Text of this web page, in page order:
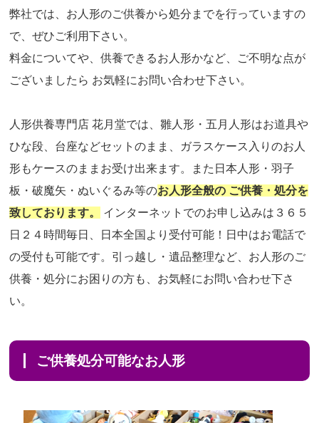
弊社では、お人形のご供養から処分までを行っていますの
で、ぜひご利用下さい。
料金についてや、供養できるお人形かなど、ご不明な点が
ございましたら お気軽にお問い合わせ下さい。
人形供養専門店 花月堂では、雛人形・五月人形はお道具や
ひな段、台座などセットのまま、ガラスケース入りのお人
形もケースのままお受け出来ます。また日本人形・羽子
板・破魔矢・ぬいぐるみ等のお人形全般の ご供養・処分を
致しております。
インターネットでのお申し込みは３６５
日２４時間毎日、日本全国より受付可能！日中はお電話で
の受付も可能です。引っ越し・遺品整理など、お人形のご
供養・処分にお困りの方も、お気軽にお問い合わせ下さ
い。
ご供養処分可能なお人形